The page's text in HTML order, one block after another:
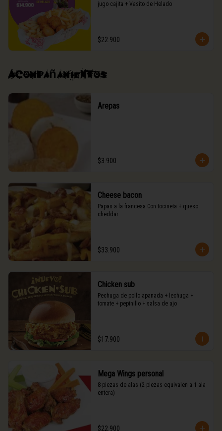
jugo cajita + Vasito de Helado
$22.900
Acompañamientos
Arepas
$3.900
Cheese bacon
Papas a la francesa Con tocineta + queso
cheddar
$33.900
Chicken sub
Pechuga de pollo apanada + lechuga +
tomate + pepinillo + salsa de ajo
$17.900
Mega Wings personal
8 piezas de alas (2 piezas equivalen a 1 ala
entera)
$22.900